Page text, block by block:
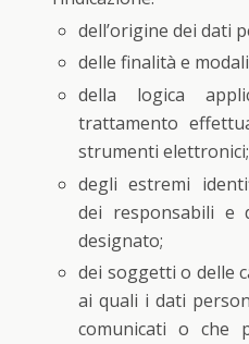
dell’origine dei dati
delle finalità e
della logica
trattamento
strumenti elettronici;
degli estremi
dei responsabili e
designato;
dei soggetti o delle
ai quali i dati
comunicati o che